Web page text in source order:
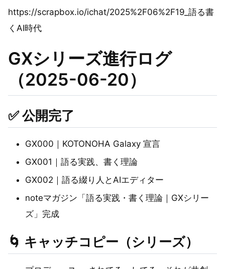
https://scrapbox.io/ichat/2025%2F06%2F19_語る書
くAI時代
GXシリーズ進行ログ
（2025-06-20）
✅ 公開完了
GX000｜KOTONOHA Galaxy 宣言
GX001｜語る実践、書く理論
GX002｜語る綴り人とAIエディター
noteマガジン「語る実践・書く理論｜GXシリー
ズ」完成
🌀 キャッチコピー（シリーズ）